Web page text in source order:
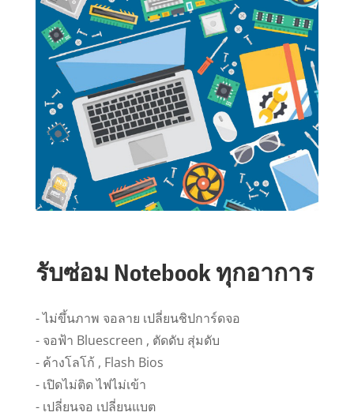
รับซ่อม Notebook ทุกอาการ
- ไม่ขึ้นภาพ จอลาย เปลี่ยนชิปการ์ดจอ
- จอฟ้า Bluescreen , ตัดดับ สุ่มดับ
- ค้างโลโก้ , Flash Bios
- เปิดไม่ติด ไฟไม่เข้า
- เปลี่ยนจอ เปลี่ยนแบต